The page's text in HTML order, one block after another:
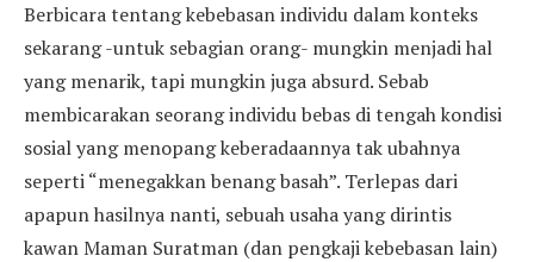
Berbicara tentang kebebasan individu dalam konteks
sekarang -untuk sebagian orang- mungkin menjadi hal
yang menarik, tapi mungkin juga absurd. Sebab
membicarakan seorang individu bebas di tengah kondisi
sosial yang menopang keberadaannya tak ubahnya
seperti “menegakkan benang basah”. Terlepas dari
apapun hasilnya nanti, sebuah usaha yang dirintis
kawan Maman Suratman (dan pengkaji kebebasan lain)